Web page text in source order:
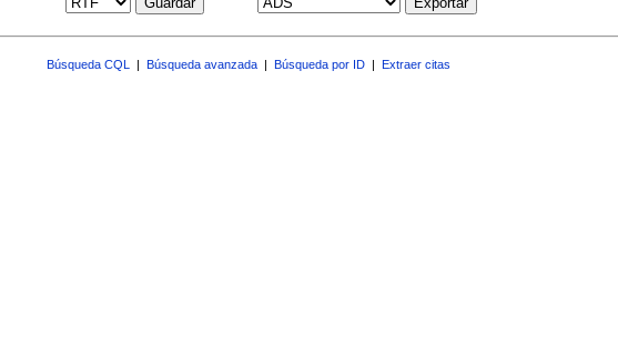
Búsqueda CQL Búsqueda avanzada Búsqueda por ID Extraer citas